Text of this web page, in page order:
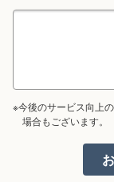
※今後のサービス向上
場合もございます。